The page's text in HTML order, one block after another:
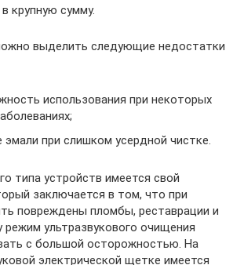
крупную сумму.
выделить следующие недостатки
использования при некоторых
эмали при слишком усердной чистке.
типа устройств имеется свой
заключается в том, что при
повреждены пломбы, реставрации и
ультразвукового очищения
с большой осторожностью. На
электрической щетке имеется